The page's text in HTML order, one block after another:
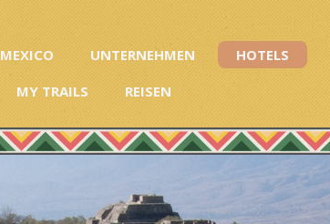
MEXICO UNTERNEHMEN
HOTELS
MY TRAILS REISEN